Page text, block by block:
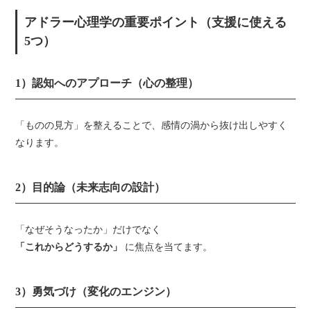
アドラー心理学の重要ポイント（支援に使える
5つ）
1）認知へのアプローチ（心の整理）
「ものの見方」を整えることで、感情の渦から抜け出しやすく
なります。
2）目的論（未来志向の設計）
「なぜそうなったか」だけでなく
「これからどうするか」
に焦点を当てます。
3）勇気づけ（変化のエンジン）